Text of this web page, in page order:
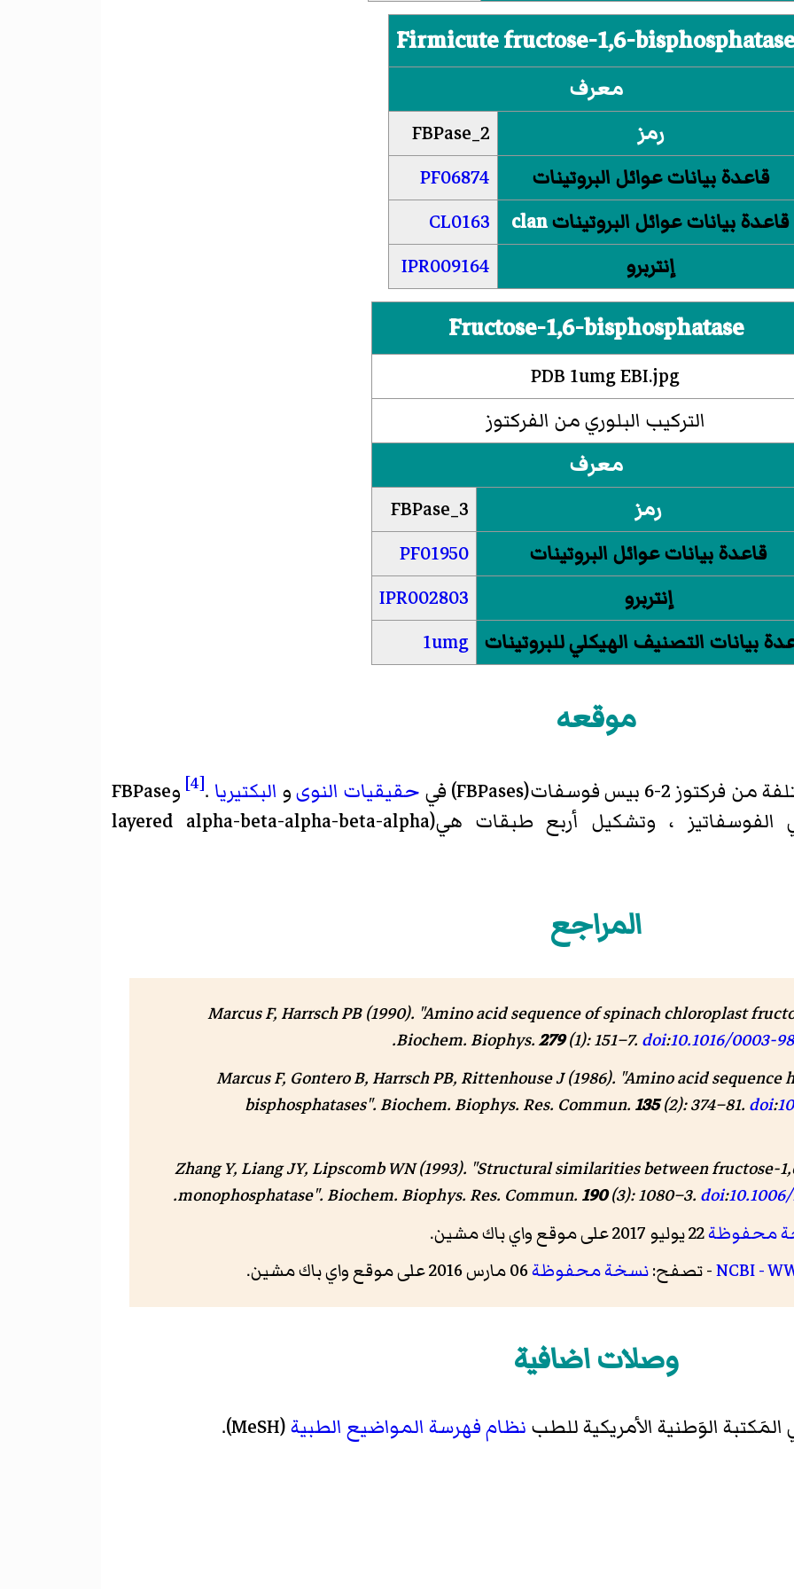
Firmicute fructose-1,6-bisphosphatase
معرف
رمز
FBPase_2
قاعدة بيانات عوائل البروتينات
PF06874
قاعدة بيانات عوائل البروتيناتclan
CL0163
إنتربرو
IPR009164
Fructose-1,6-bisphosphatase
التركيب البلوري من الفركتوز
معرف
رمز
FBPase_3
قاعدة بيانات عوائل البروتينات
PF01950
إنتربرو
IPR002803
بيانات التصنيف الهيكلي للبروتينات 1umg
موقعه
من فركتوز 2-6 بيس فوسفات (FBPases) في حقيقيات النوىو البكتيريا .
[4]
وFBPase
الفوسفاتيز ، وتشكيل أربع طبقات هي(layered alpha-beta-alpha-beta-alpha
المراجع
Marcus F, Harrsch PB (1990). "Amino acid sequence of spinach chloroplast
Biochem. Biophys.279(1): 151–7. doi:10.1016/0003-
.
Marcus F, Gontero B, Harrsch PB, Rittenhouse J (1986). "Amino acid
bisphosphatases".Biochem. Biophys. Res. Commun. 135(2): 374–81. doi:
Zhang Y, Liang JY, Lipscomb WN (1993). "Structural similarities between fructose-
monophosphatase".Biochem. Biophys. Res. Commun. 190(3): 1080–3. doi:
.
محفوظة22 يوليو 2017 على موقع واي باك مشين.
NCBI -- تصفح:نسخة محفوظة06 مارس 2016 على موقع واي باك مشين.
وصلات اضافية
الوَطنية الأمريكية للطب نظام فهرسة المواضيع الطبية(MeSH).